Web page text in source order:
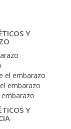
Y
el embarazo
embarazo
Y